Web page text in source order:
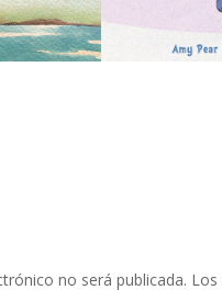
no será publicada.